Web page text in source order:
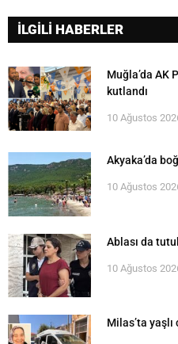
İLGİLİ HABERLER
Muğla’da AK
kutlandı
10 Ağustos
Akyaka’da
10 Ağustos
Ablası da
10 Ağustos
Milas’ta